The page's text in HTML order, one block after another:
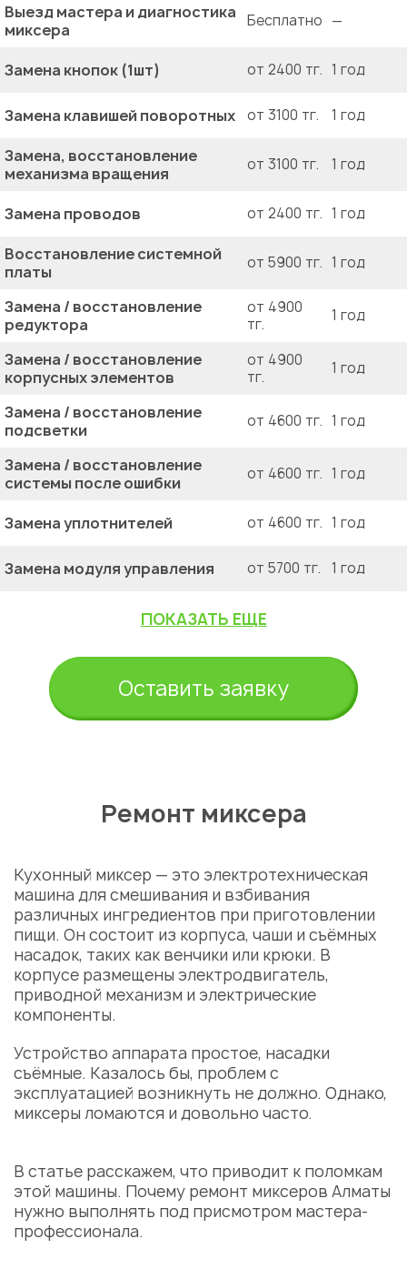
Выезд мастера и диагностика
миксера
Бесплатно —
Замена кнопок (1шт) от 2400 тг. 1 год
Замена клавишей поворотных от 3100 тг. 1 год
Замена, восстановление
механизма вращения
от 3100 тг. 1 год
Замена проводов от 2400 тг. 1 год
Восстановление системной
платы
от 5900 тг. 1 год
Замена / восстановление
редуктора
от 4900
тг.
1 год
Замена / восстановление
корпусных элементов
от 4900
тг.
1 год
Замена / восстановление
подсветки
от 4600 тг. 1 год
Замена / восстановление
системы после ошибки
от 4600 тг. 1 год
Замена уплотнителей от 4600 тг. 1 год
Замена модуля управления от 5700 тг. 1 год
ПОКАЗАТЬ ЕЩЕ
Оставить заявку
Ремонт миксера
Кухонный миксер — это электротехническая
машина для смешивания и взбивания
различных ингредиентов при приготовлении
пищи. Он состоит из корпуса, чаши и съёмных
насадок, таких как венчики или крюки. В
корпусе размещены электродвигатель,
приводной механизм и электрические
компоненты.
Устройство аппарата простое, насадки
съёмные. Казалось бы, проблем с
эксплуатацией возникнуть не должно. Однако,
миксеры ломаются и довольно часто.
В статье расскажем, что приводит к поломкам
этой машины. Почему ремонт миксеров Алматы
нужно выполнять под присмотром мастера-
профессионала.